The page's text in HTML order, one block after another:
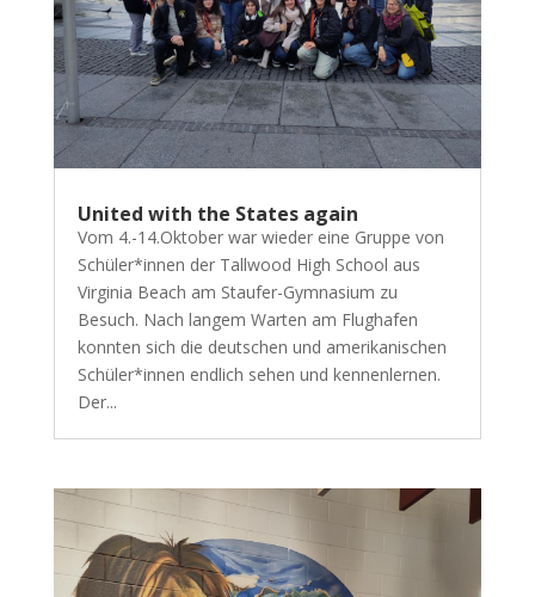
United with the States again
Vom 4.-14.Oktober war wieder eine Gruppe von
Schüler*innen der Tallwood High School aus
Virginia Beach am Staufer-Gymnasium zu
Besuch. Nach langem Warten am Flughafen
konnten sich die deutschen und amerikanischen
Schüler*innen endlich sehen und kennenlernen.
Der...